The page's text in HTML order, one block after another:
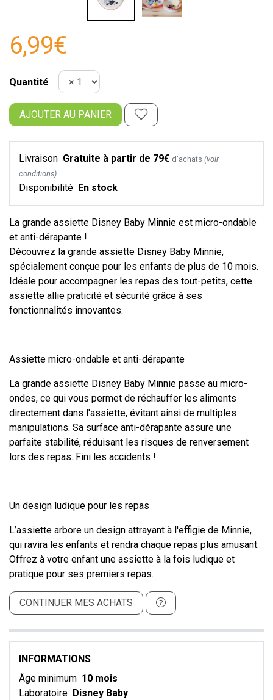
6,99€
Quantité
AJOUTER AU PANIER
Livraison Gratuite à partir de 79€ d’achats (voir
conditions)
Disponibilité En stock
La grande assiette Disney Baby Minnie est micro-ondable
et anti-dérapante !
Découvrez la grande assiette Disney Baby Minnie,
spécialement conçue pour les enfants de plus de 10 mois.
Idéale pour accompagner les repas des tout-petits, cette
assiette allie praticité et sécurité grâce à ses
fonctionnalités innovantes.
Assiette micro-ondable et anti-dérapante
La grande assiette Disney Baby Minnie passe au micro-
ondes, ce qui vous permet de réchauffer les aliments
directement dans l'assiette, évitant ainsi de multiples
manipulations. Sa surface anti-dérapante assure une
parfaite stabilité, réduisant les risques de renversement
lors des repas. Fini les accidents !
Un design ludique pour les repas
L’assiette arbore un design attrayant à l'effigie de Minnie,
qui ravira les enfants et rendra chaque repas plus amusant.
Offrez à votre enfant une assiette à la fois ludique et
pratique pour ses premiers repas.
CONTINUER MES ACHATS
INFORMATIONS
Âge minimum 10 mois
Laboratoire Disney Baby